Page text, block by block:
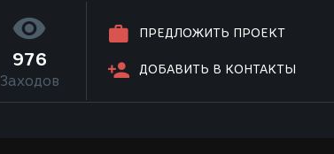
ПРЕДЛОЖИТЬ ПРОЕКТ
ДОБАВИТЬ В КОНТАКТЫ
976
Заходов